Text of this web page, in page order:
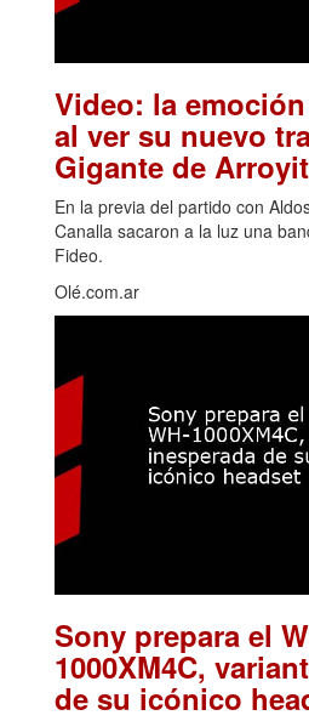
Video: la
al ver su nuevo
Gigante de
En la previa del partido con
Canalla sacaron a la luz una
Fideo.
Olé.com.ar
Sony prepara el
1000XM4C,
de su icónico